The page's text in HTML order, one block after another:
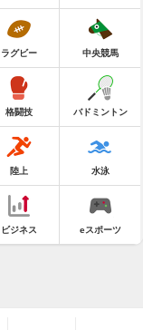
ラグビー 中央競馬
格闘技 バドミントン
陸上 水泳
ビジネス eスポーツ